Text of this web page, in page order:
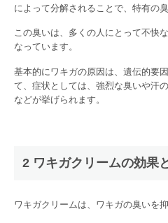
によって分解されることで、特有の
この臭いは、多くの人にとって不快
なっています。
基本的にワキガの原因は、遺伝的要
て、症状としては、強烈な臭いや汗
などが挙げられます。
2 ワキガクリームの効果
ワキガクリームは、ワキガの臭いを